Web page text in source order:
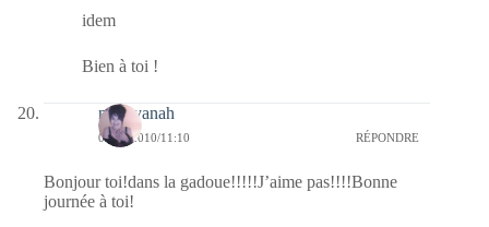
idem
Bien à toi !
nara-yanah
01/12/2010/11:10 RÉPONDRE
Bonjour toi!dans la gadoue!!!!!J’aime pas!!!!Bonne
journée à toi!